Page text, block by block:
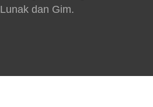
Lunak dan Gim.